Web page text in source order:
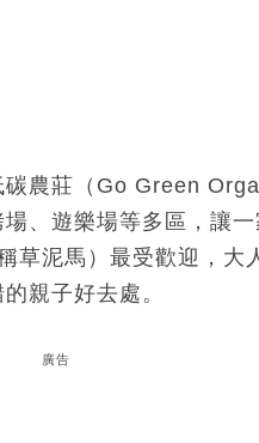
農莊（Go Green
、遊樂場等多區，讓
草泥馬）最受歡迎，大
親子好去處。
廣告